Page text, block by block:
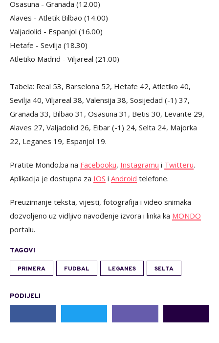
Osasuna - Granada (12.00)
Alaves - Atletik Bilbao (14.00)
Valjadolid - Espanjol (16.00)
Hetafe - Sevilja (18.30)
Atletiko Madrid - Viljareal (21.00)
Tabela: Real 53, Barselona 52, Hetafe 42, Atletiko 40,
Sevilja 40, Viljareal 38, Valensija 38, Sosijedad (-1) 37,
Granada 33, Bilbao 31, Osasuna 31, Betis 30, Levante 29,
Alaves 27, Valjadolid 26, Eibar (-1) 24, Selta 24, Majorka
22, Leganes 19, Espanjol 19.
Pratite Mondo.ba na Facebooku, Instagramu i Twitteru.
Aplikacija je dostupna za IOS i Android telefone.
Preuzimanje teksta, vijesti, fotografija i video snimaka
dozvoljeno uz vidljivo navođenje izvora i linka ka MONDO
portalu.
TAGOVI
PRIMERA FUDBAL LEGANES SELTA
PODIJELI